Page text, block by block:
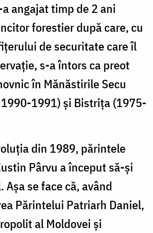
angajat timp de 2 ani
forestier după care, cu
de securitate care îl
s-a întors ca preot
în Mănăstirile Secu
1991) şi Bistriţa (1975-
din 1989, părintele
Pârvu a început să-şi
Aşa se face că, având
Părintelui Patriarh Daniel,
al Moldovei şi